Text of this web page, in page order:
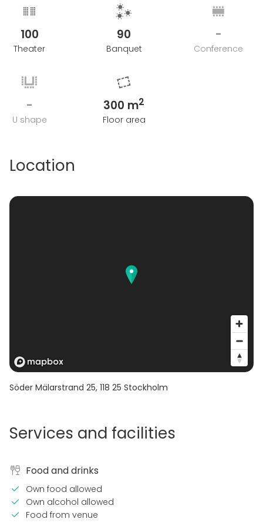
100
Theater
90
Banquet
-
Conference
-
U shape
300 m2
Floor area
Location
Söder Mälarstrand 25, 118 25 Stockholm
Services and facilities
Food and drinks
Own food allowed
Own alcohol allowed
Food from venue